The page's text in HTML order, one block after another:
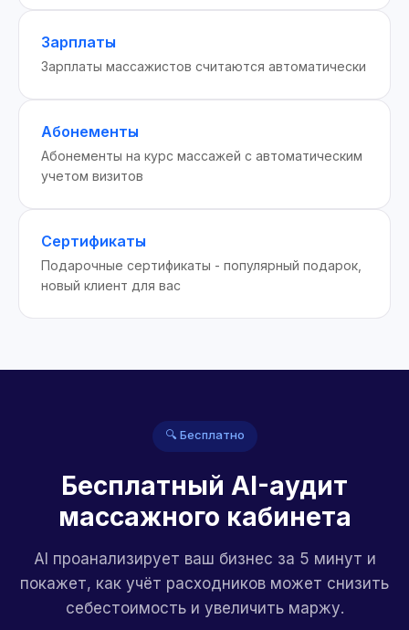
Зарплаты
Зарплаты массажистов считаются автоматически
Абонементы
Абонементы на курс массажей с автоматическим
учетом визитов
Сертификаты
Подарочные сертификаты - популярный подарок,
новый клиент для вас
🔍 Бесплатно
Бесплатный AI-аудит
массажного кабинета
AI проанализирует ваш бизнес за 5 минут и
покажет, как учёт расходников может снизить
себестоимость и увеличить маржу.